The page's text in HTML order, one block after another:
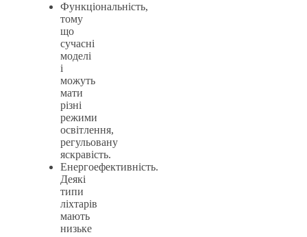
Функціональність,
тому
що
сучасні
моделі
і
можуть
мати
різні
режими
освітлення,
регульовану
яскравість.
Енергоефективність.
Деякі
типи
ліхтарів
мають
низьке